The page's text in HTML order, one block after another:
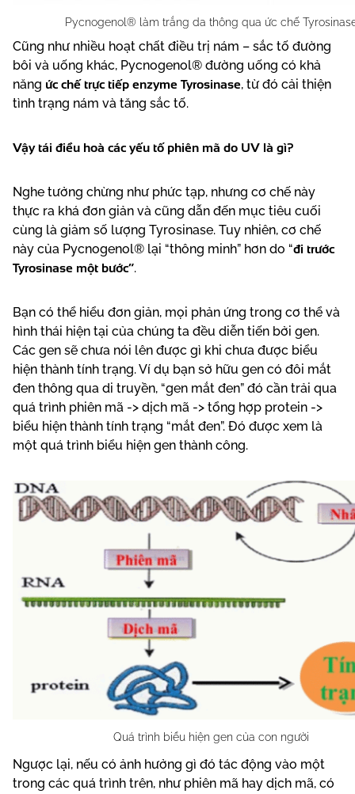
Pycnogenol® làm trắng da thông qua ức chế
Cũng như nhiều hoạt chất điều trị nám – sắc tố đường
bôi và uống khác, Pycnogenol® đường uống có khả
năng ức chế trực tiếp enzyme Tyrosinase, từ đó cải thiện
tình trạng nám và tăng sắc tố.
Vậy tái điều hoà các yếu tố phiên mã do UV là gì?
Nghe tưởng chừng như phức tạp, nhưng cơ chế này
thực ra khá đơn giản và cũng dẫn đến mục tiêu cuối
cùng là giảm số lượng Tyrosinase. Tuy nhiên, cơ chế
này của Pycnogenol® lại “thông minh” hơn do “đi trước
Tyrosinase một bước”.
Bạn có thể hiểu đơn giản, mọi phản ứng trong cơ thể và
hình thái hiện tại của chúng ta đều diễn tiến bởi gen.
Các gen sẽ chưa nói lên được gì khi chưa được biểu
hiện thành tính trạng. Ví dụ bạn sở hữu gen có đôi mắt
đen thông qua di truyền, “gen mắt đen” đó cần trải qua
quá trình phiên mã -> dịch mã -> tổng hợp protein ->
biểu hiện thành tính trạng “mắt đen”. Đó được xem là
một quá trình biểu hiện gen thành công.
Quá trình biểu hiện gen của con người
Ngược lại, nếu có ảnh hưởng gì đó tác động vào một
trong các quá trình trên, như phiên mã hay dịch mã, có